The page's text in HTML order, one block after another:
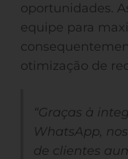
oportunidades.
equipe para
otimização de
“Graças à
WhatsApp,
de clientes